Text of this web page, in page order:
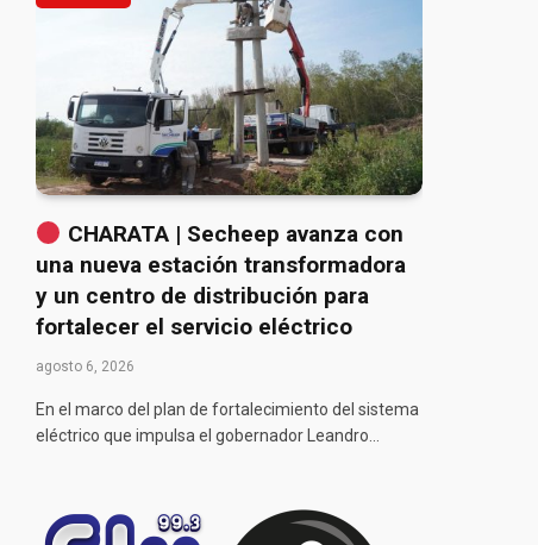
CHARATA | Secheep avanza con
una nueva estación transformadora
y un centro de distribución para
fortalecer el servicio eléctrico
agosto 6, 2026
En el marco del plan de fortalecimiento del sistema
eléctrico que impulsa el gobernador Leandro…